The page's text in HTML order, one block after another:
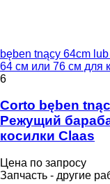
bęben tnący 64cm
64 см или 76 см для
6
Corto bęben
Режущий
косилки Claas
Цена по запросу
Запчасть - другие